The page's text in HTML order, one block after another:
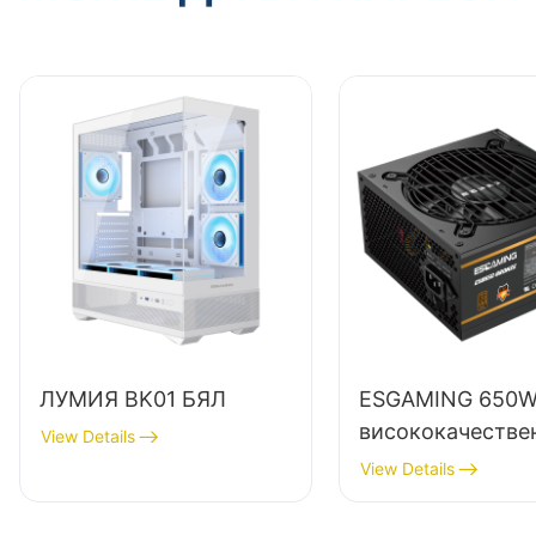
ЛУМИЯ BK01 БЯЛ
View Details
ESGAMING
захранване за
компютри с 85%
View Details